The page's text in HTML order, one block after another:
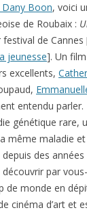
Dany Boon, voici
de Roubaix :
de
jeunesse]. Un
excellents,
entendu
génétique rare,
même maladie
des
par
de monde en
cinéma d’art et